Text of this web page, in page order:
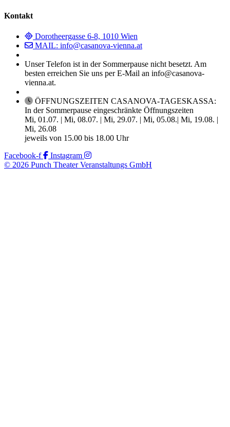
Kontakt
Dorotheergasse 6-8, 1010 Wien
MAIL: info@casanova-vienna.at
Unser Telefon ist in der Sommerpause nicht besetzt. Am
besten erreichen Sie uns per E-Mail an info@casanova-
vienna.at.
ÖFFNUNGSZEITEN CASANOVA-TAGESKASSA:
In der Sommerpause eingeschränkte Öffnungszeiten
Mi, 01.07. | Mi, 08.07. | Mi, 29.07. | Mi, 05.08.| Mi, 19.08. |
Mi, 26.08
jeweils von 15.00 bis 18.00 Uhr
Facebook-f
Instagram
© 2026 Punch Theater Veranstaltungs GmbH